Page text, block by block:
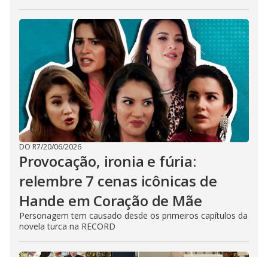
DO R7/20/06/2026
Provocação, ironia e fúria:
relembre 7 cenas icônicas de
Hande em Coração de Mãe
Personagem tem causado desde os primeiros capítulos da
novela turca na RECORD